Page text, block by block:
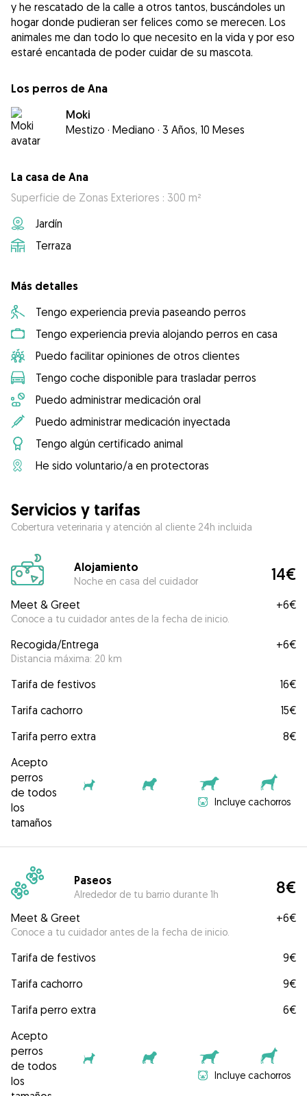
y he rescatado de la calle a otros tantos, buscándoles un
hogar donde pudieran ser felices como se merecen. Los
animales me dan todo lo que necesito en la vida y por eso
Los perros de Ana
Moki
Mestizo · Mediano · 3 Años, 10 Meses
La casa de Ana
Superficie de Zonas Exteriores : 300 m²
Jardín
Terraza
Más detalles
Tengo experiencia previa paseando perros
Tengo experiencia previa alojando perros en casa
Puedo facilitar opiniones de otros clientes
Tengo coche disponible para trasladar perros
Puedo administrar medicación oral
Puedo administrar medicación inyectada
Tengo algún certificado animal
He sido voluntario/a en protectoras
Servicios y tarifas
Cobertura veterinaria y atención al cliente 24h incluida
Alojamiento
Noche en casa del cuidador 14€
Meet & Greet
Conoce a tu cuidador antes de la fecha de inicio.
+6€
Recogida/Entrega
Distancia máxima: 20 km
+6€
Tarifa de festivos
16€
Tarifa cachorro
15€
Tarifa perro extra
8€
Acepto
perros
de todos
los
tamaños
Incluye cachorros
Paseos
Alrededor de tu barrio durante 1h 8€
Meet & Greet
Conoce a tu cuidador antes de la fecha de inicio.
+6€
Tarifa de festivos
9€
Tarifa cachorro
9€
Tarifa perro extra
6€
Acepto
perros
de todos
los
Incluye cachorros